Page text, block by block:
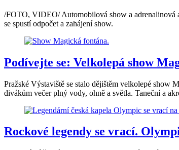
/FOTO, VIDEO/ Automobilová show a adrenalinová
se spustí odpočet a zahájení show.
Podívejte se: Velkolepá show
Pražské Výstaviště se stalo dějištěm velkolepé show
divákům večer plný vody, ohně a světla. Taneční a
Rockové legendy se vrací.